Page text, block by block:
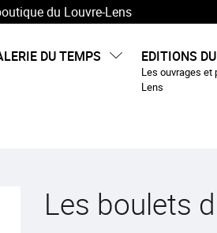
du Louvre-Lens
DU TEMPS EDITIONS
Les ouvrages et
Lens
Les boulets